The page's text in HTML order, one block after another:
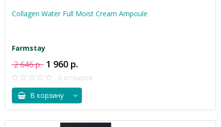
Collagen Water Full Moist Cream Ampoule
Farmstay
2 646 р. 1 960 р.
0 отзывов
В корзину